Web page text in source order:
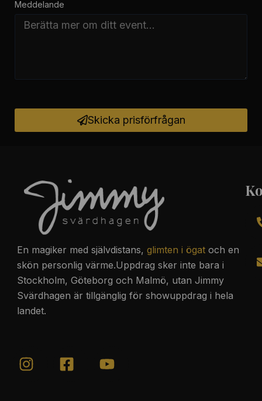
Meddelande
Skicka prisförfrågan
En magiker medsjälvdistans,glimten i ögatoch en
skön personlig värme.Uppdrag sker inte bara i
Stockholm, Göteborg och Malmö, utan Jimmy
Svärdhagen är tillgänglig för showuppdrag i hela
landet.